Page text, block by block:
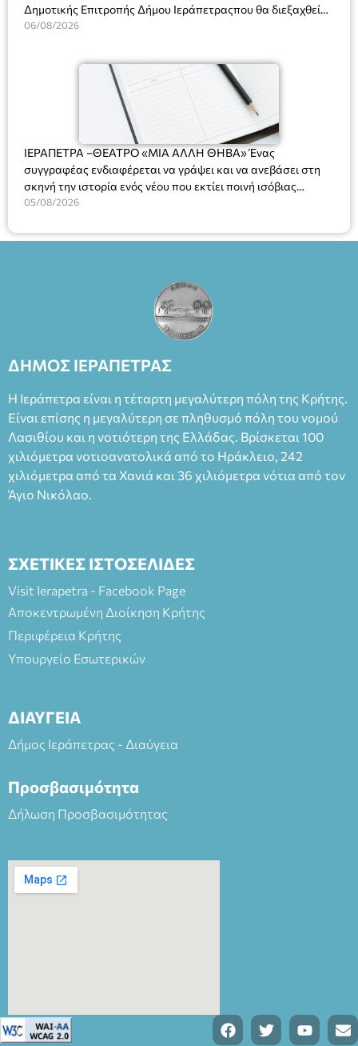
Δημοτικής Επιτροπής Δήμου Ιεράπετραςπου θα διεξαχθεί
στο Δημοτικό Κατάστημα, Δημοκρατίας 31 στην αίθουσα
και λήψη αποφάσεων στα παρακάτω θέματα:
06/08/2026
ΙΕΡΑΠΕΤΡΑ –ΘΕΑΤΡΟ «ΜΙΑ ΑΛΛΗ ΘΗΒΑ» Ένας
συγγραφέας ενδιαφέρεται να γράψει και να ανεβάσει στη
σκηνή την ιστορία ενός νέου που εκτίει ποινή ισόβιας
κάθειρξης για πατροκτονία. Ένα πολυβραβευμένο έργο για
ασθένεια, τον ερωτισμό. Ένα έργο αινιγματικό, συγκινητικό,
έργο, ενώ η παράσταση έχει καθιερωθεί ως σημαντικό
θεατρικό γεγονός χάρη στις εξαιρετικές ερμηνείες του
Θάνου Λέκκα στον ρόλο του Συγγραφέα και του Δημήτρη
Καπουράνη, νικητή του βραβείου Δημήτρης Χορν 2022-
Φεδερίκο. Σκηνοθεσία: Βαγγέλης Θεοδωρόπουλος Είσοδος: :
άνω των 65 Προπώληση: Βιβλιοπωλείο Πάπυρος (Πλατεία
Πλαστήρα), E&G Mini market (Δημοκρατίας 39 Ιεράπετρα)
και στο more.com Χώρος: 3ο Γυμνάσιο Ιεράπετρας
(Είσοδος ΕΠΑ.Λ.) Έναρξη 21:15 Οργάνωση: ΚΝΩΣΟΣ
ΘΕΑΤΡΙΚΕΣ ΠΑΡΑΓΩΓΕΣ ΕΕ
05/08/2026
ΔΗΜΟΣ ΙΕΡΑΠΕΤΡΑΣ
Η Ιεράπετρα είναι η τέταρτη μεγαλύτερη πόλη της Κρήτης.
Είναι επίσης η μεγαλύτερη σε πληθυσμό πόλη του νομού
Λασιθίου και η νοτιότερη της Ελλάδας. Βρίσκεται 100
χιλιόμετρα νοτιοανατολικά από το Ηράκλειο, 242
χιλιόμετρα από τα Χανιά και 36 χιλιόμετρα νότια από τον
Άγιο Νικόλαο.
ΣΧΕΤΙΚΕΣ ΙΣΤΟΣΕΛΙΔΕΣ
Visit Ierapetra - Facebook Page
Αποκεντρωμένη Διοίκηση Κρήτης
Περιφέρεια Κρήτης
Υπουργείο Εσωτερικών
ΔΙΑΥΓΕΙΑ
Δήμος Ιεράπετρας - Διαύγεια
Προσβασιμότητα
Δήλωση Προσβασιμότητας